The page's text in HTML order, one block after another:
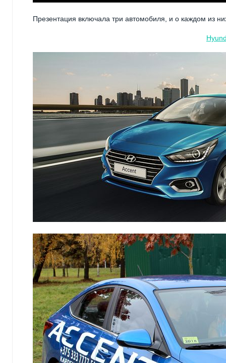
Презентация включала три автомобиля, и о каждом из